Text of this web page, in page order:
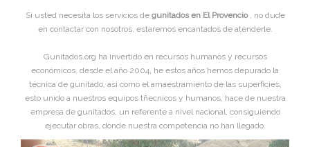
Si usted necesita los servicios de gunitados en El Provencio , no dude
en contactar con nosotros, estaremos encantados de atenderle.
Gunitados.org ha invertido en recursos humanos y recursos
económicos, desde el año 2004, he estos años hemos depurado la
técnica de gunitado, asi como el amaestramiento de las superficies,
esto unido a nuestros equipos tñecnicos y humanos, hace de nuestra
empresa de gunitados, un referente a nivel nacional, consiguiendo
ejecutar obras, donde nuestra competencia no han llegado.